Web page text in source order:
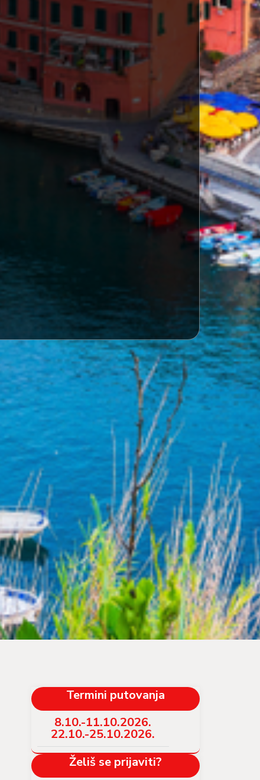
Termini putovanja
8.10.-11.10.2026.
22.10.-25.10.2026.
Želiš se prijaviti?